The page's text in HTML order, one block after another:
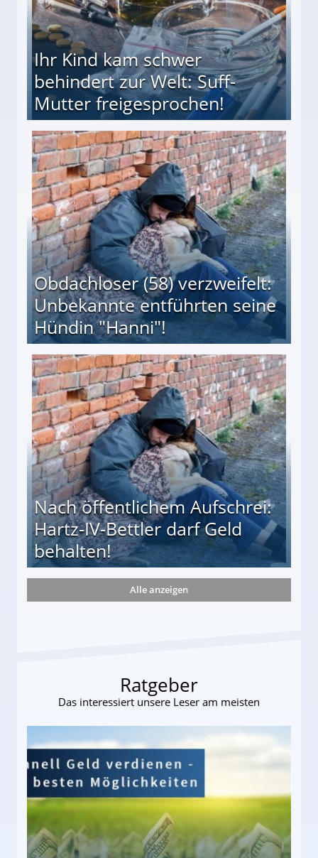
Ihr Kind kam schwer
behindert zur Welt: Suff-
Mutter freigesprochen!
Mutter freigesprochen!
Obdachloser (58) verzweifelt:
Unbekannte entführten seine
Hündin "Hanni"!
entführten seine Hündin "Hanni"!
Nach öffentlichem Aufschrei:
Hartz-IV-Bettler darf Geld
behalten!
darf Geld behalten!
Alle anzeigen
Ratgeber
Das interessiert unsere Leser am meisten